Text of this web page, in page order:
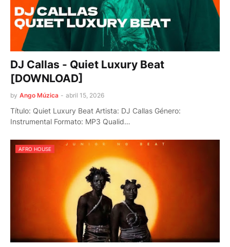
DJ Callas - Quiet Luxury Beat
[DOWNLOAD]
by Ango Múzica - abril 15, 2026
Título: Quiet Luxury Beat Artista: DJ Callas Género:
Instrumental Formato: MP3 Qualid…
AFRO HOUSE